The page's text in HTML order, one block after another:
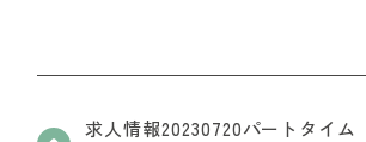
求人情報20230720パートタイム